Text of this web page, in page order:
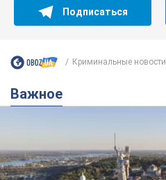
Подписаться
Криминальные новости
Важное